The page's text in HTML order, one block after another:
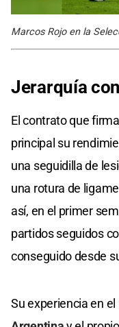
Marcos Rojo en la
Jerarquía
El contrato que
principal su
una seguidilla de
una rotura de
así, en el primer
partidos seguidos
conseguido desde
Su experiencia en